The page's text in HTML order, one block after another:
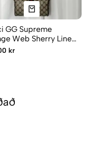
GG Supreme
Web Sherry Line
kr